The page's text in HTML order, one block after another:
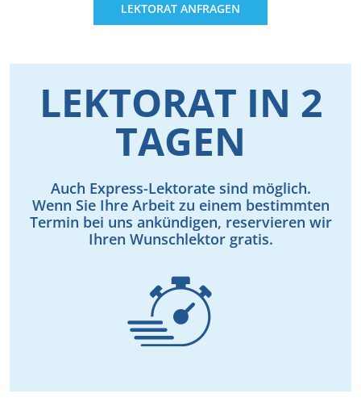
LEKTORAT ANFRAGEN
LEKTORAT IN 2
TAGEN
Auch Express-Lektorate sind möglich.
Wenn Sie Ihre Arbeit zu einem bestimmten
Termin bei uns ankündigen, reservieren wir
Ihren Wunschlektor gratis.